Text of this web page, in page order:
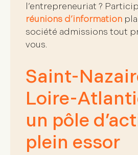
l’entrepreneuriat ?
réunions d’information
société admissions tout
vous.
Saint-
Loire-
un pôle
plein essor